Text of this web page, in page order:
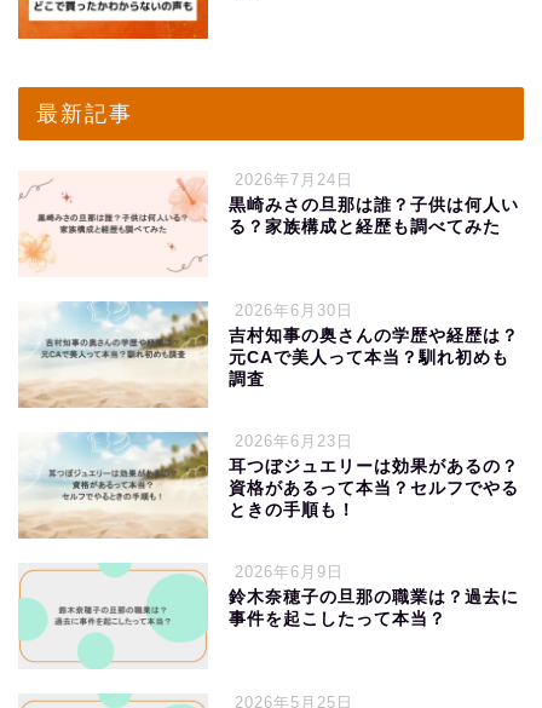
最新記事
2026年7月24日
黒崎みさの旦那は誰？子供は何人い
る？家族構成と経歴も調べてみた
2026年6月30日
吉村知事の奥さんの学歴や経歴は？
元CAで美人って本当？馴れ初めも
調査
2026年6月23日
耳つぼジュエリーは効果があるの？
資格があるって本当？セルフでやる
ときの手順も！
2026年6月9日
鈴木奈穂子の旦那の職業は？過去に
事件を起こしたって本当？
2026年5月25日